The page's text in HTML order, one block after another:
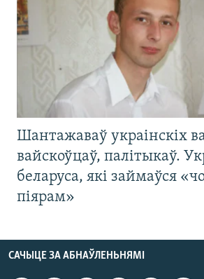
Шантажаваў украінскіх
вайскоўцаў, палітыкаў.
беларуса, які займаўся
піярам»
САЧЫЦЕ ЗА АБНАЎЛЕНЬНЯМІ